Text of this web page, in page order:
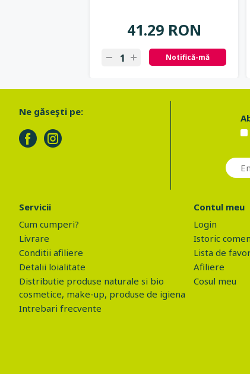
41.29 RON
Notifică-mă
Ne găseşti pe:
Servicii
Cum cumperi?
Livrare
Conditii afiliere
Detalii loialitate
Distributie produse naturale si bio
cosmetice, make-up, produse de igiena
Intrebari frecvente
Contul meu
Login
Istoric
Lista de
Afiliere
Cosul meu